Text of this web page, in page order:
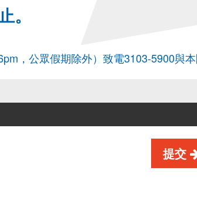
。
，公眾假期除外）致電3103-5900與本
提交